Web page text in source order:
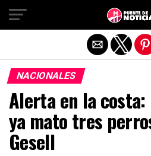
NACIONALES
Alerta en la
ya mato tres
Gesell
Salir de la